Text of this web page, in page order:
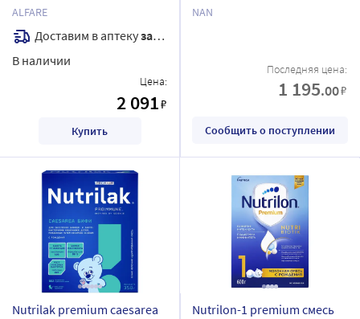
грудного молока смесь для
детей с рождения 400 гр
ALFARE
Доставим в аптекузавтра
В наличии
Цена:
2 091₽
Купить
сухая с рождения до 12
NAN
Последняя цена:
1 195.00₽
Сообщить о поступлении
Nutrilak premium caesarea
Nutrilon-1 premium смесь